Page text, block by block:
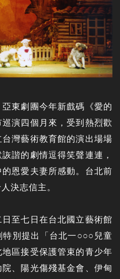
亞東劇團今年新戲碼《愛的
演四個月來，受到熱烈歡
灣藝術教育館的演出場場
諧的劇情逗得笑聲連連，
恩愛夫妻所感動。台北前
決志信主。
日至七日在台北國立藝術館
別提出「台北一○○○兒童
區接受保護管束的青少年
、陽光傷殘基金會、伊甸